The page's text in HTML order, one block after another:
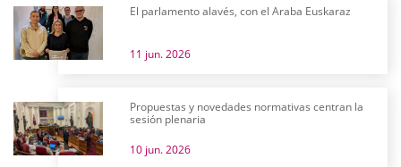
El parlamento alavés, con el Araba Euskaraz
11 jun. 2026
Propuestas y novedades normativas centran la
sesión plenaria
10 jun. 2026